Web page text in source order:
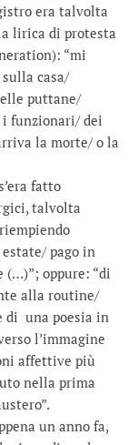
era talvolta
lirica di protesta
“mi
casa/
puttane/
i funzionari/ dei
la morte/ o la
fatto
talvolta
pago in
oppure: “di
alla routine/
di una poesia in
l’immagine
affettive più
nella prima
un anno fa,